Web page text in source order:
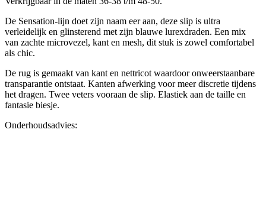
De Sensation-lijn doet zijn naam eer aan, deze slip is ultra
verleidelijk en glinsterend met zijn blauwe lurexdraden. Een mix
van zachte microvezel, kant en mesh, dit stuk is zowel comfortabel
als chic.
De rug is gemaakt van kant en nettricot waardoor onweerstaanbare
transparantie ontstaat. Kanten afwerking voor meer discretie tijdens
het dragen. Twee veters vooraan de slip. Elastiek aan de taille en
fantasie biesje.
Onderhoudsadvies: